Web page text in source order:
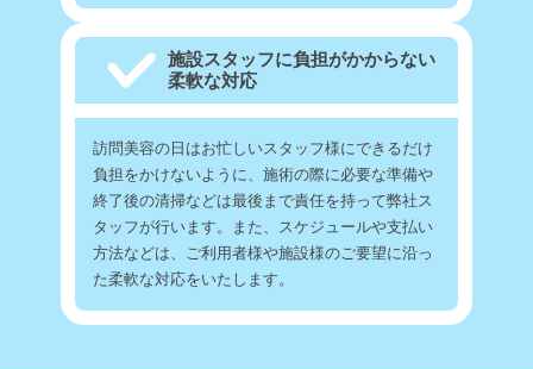
施設スタッフに負担がかからない
柔軟な対応
訪問美容の日はお忙しいスタッフ様にできるだけ
負担をかけないように、施術の際に必要な準備や
終了後の清掃などは最後まで責任を持って弊社ス
タッフが行います。また、スケジュールや支払い
方法などは、ご利用者様や施設様のご要望に沿っ
た柔軟な対応をいたします。